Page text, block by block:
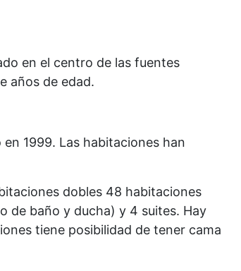
en el centro de las fuentes
años de edad.
1999. Las habitaciones han
dobles 48 habitaciones
de baño y ducha) y 4 suites. Hay
tiene posibilidad de tener cama